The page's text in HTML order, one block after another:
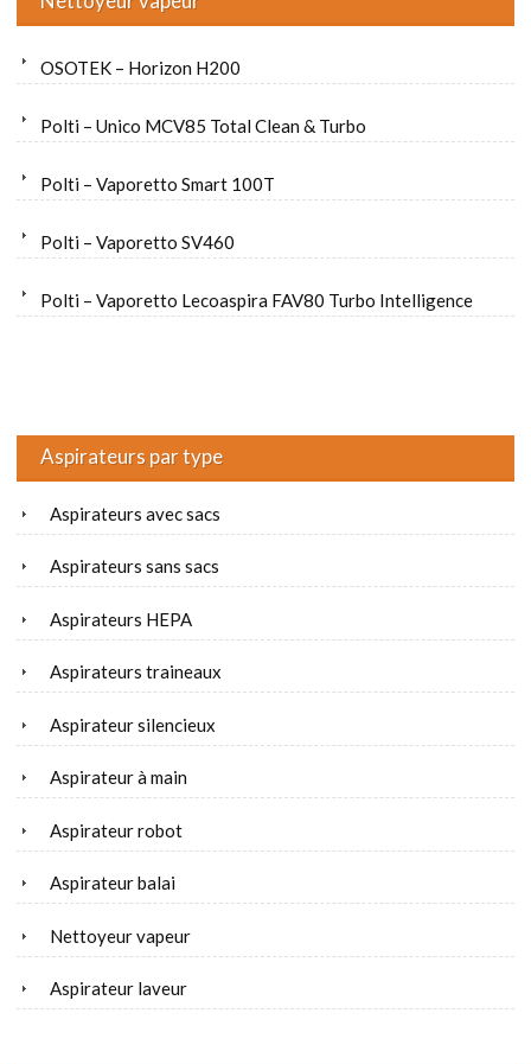
OSOTEK – Horizon H200
Polti – Unico MCV85 Total Clean & Turbo
Polti – Vaporetto Smart 100T
Polti – Vaporetto SV460
Polti – Vaporetto Lecoaspira FAV80 Turbo Intelligence
Aspirateurs par type
Aspirateurs avec sacs
Aspirateurs sans sacs
Aspirateurs HEPA
Aspirateurs traineaux
Aspirateur silencieux
Aspirateur à main
Aspirateur robot
Aspirateur balai
Nettoyeur vapeur
Aspirateur laveur